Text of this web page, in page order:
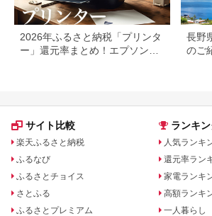
2026年ふるさと納税「プリンタ
ー」還元率まとめ！エプソン・
長野
のご
サイト比較
楽天ふるさと納税
ふるなび
ふるさとチョイス
さとふる
ふるさとプレミアム
ランキ
人気ランキ
還元率ラン
家電ランキ
高額ランキ
一人暮らし